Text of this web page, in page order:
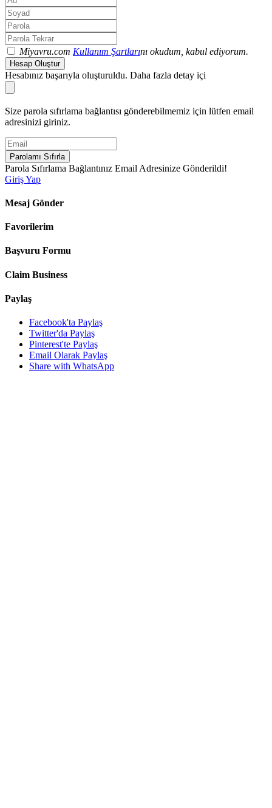
Miyavru.com Kullanım Şartlarını okudum, kabul ediyorum.
Hesap Oluştur
Hesabınız başarıyla oluşturuldu. Daha fazla detay içi
Size parola sıfırlama bağlantısı gönderebilmemiz için lütfen email
adresinizi giriniz.
Parolamı Sıfırla
Parola Sıfırlama Bağlantınız Email Adresinize Gönderildi!
Giriş Yap
Mesaj Gönder
Favorilerim
Başvuru Formu
Claim Business
Paylaş
Facebook'ta Paylaş
Twitter'da Paylaş
Pinterest'te Paylaş
Email Olarak Paylaş
Share with WhatsApp